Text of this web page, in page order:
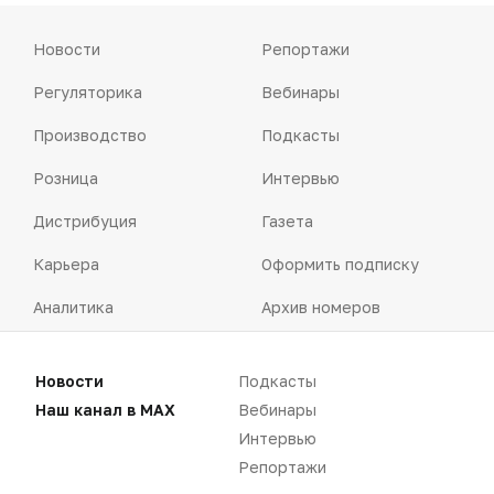
Новости
Регуляторика
Производство
Розница
Дистрибуция
Карьера
Аналитика
Бизнес
Репортажи
Вебинары
Подкасты
Интервью
Газета
Оформить подписку
Архив номеров
Реклама на сайте
Контакты
Новости
Наш канал в MAX
Подкасты
Вебинары
Интервью
Репортажи